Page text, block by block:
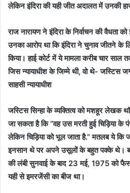
लेकिन इंदिरा की यही जीत अदालत में उनकी
राज नारायण ने इंदिरा के निर्वाचन की वैधता को
उनका आरोप था कि इंदिरा ने चुनाव जीतने के
किया। हाई कोर्ट में ये मामला करीब चार
जिस न्यायाधीश के जिम्मे थी, वो थे- जस्टिस
साहसी न्यायाधीश
जस्टिस सिन्हा के व्यक्तित्व को मशहूर लेखक
जा सकता है कि “वह उस मरती हुई चिड़िया के
लेकिन चिड़िया को भूल जाता है.” मतलब ये कि
इनसान थे पर अपने उसूलों के बहुत पक्के थे।
की लंबी सुनवाई के बाद 23 मई, 1975 को
यही से इमरजेंसी का बीज था।